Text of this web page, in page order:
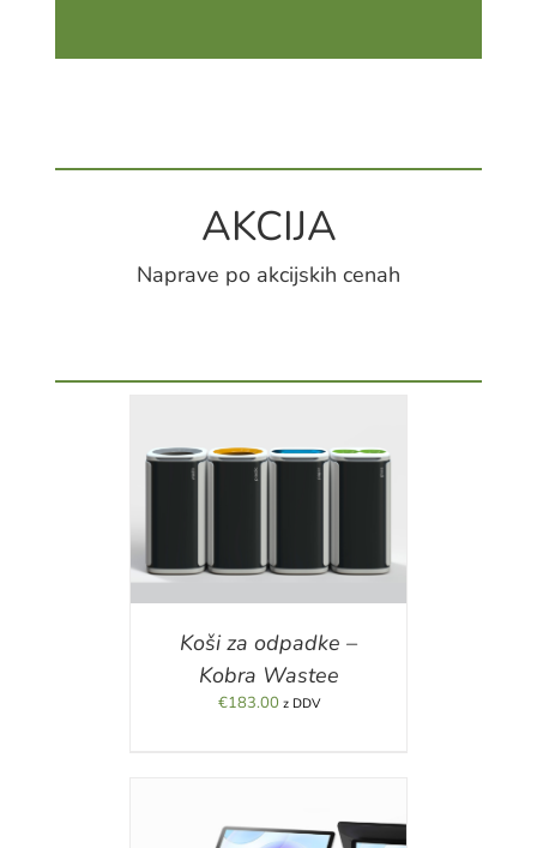
AKCIJA
Naprave po akcijskih cenah
Koši za odpadke –
Kobra Wastee
€183.00 z DDV